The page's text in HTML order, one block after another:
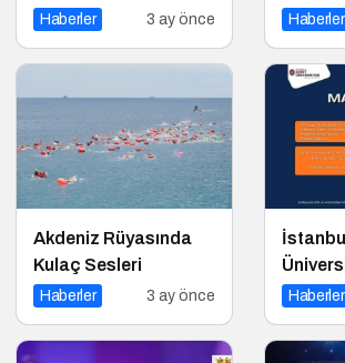
Çözümler
Haberler 3 ay önce Haberler
Akdeniz Rüyasında
Kulaç Sesleri
Haberler 3 ay önce
Dijital
Haberler